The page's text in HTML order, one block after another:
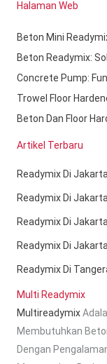
Halaman Web
Beton Mini
Beton Readymix:
Concrete Pump:
Trowel Floor
Beton Dan Floor
Artikel Terbaru
Readymix Di
Readymix Di
Readymix Di
Readymix Di
Readymix Di
Multi Readymix
Multireadymix
Membutuhkan
Dengan